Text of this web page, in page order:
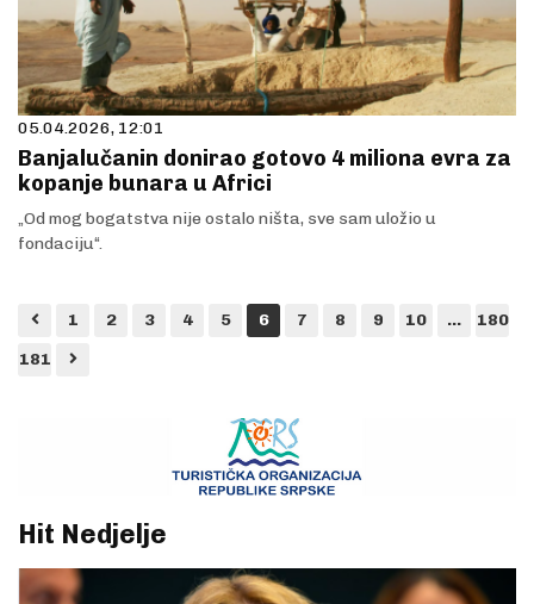
05.04.2026, 12:01
Banjalučanin donirao gotovo 4 miliona evra za
kopanje bunara u Africi
„Od mog bogatstva nije ostalo ništa, sve sam uložio u
fondaciju“.
1 2 3 4 5 6 7 8 9 10 ...
180
181
Hit Nedjelje